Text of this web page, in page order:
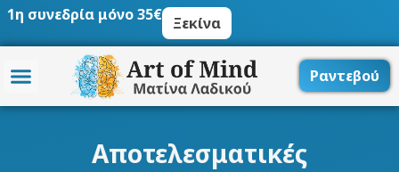
Μετάβαση
περιεχόμενο
1η συνεδρία μόνο 35€ Ξεκίνα
Ραντεβού
Αποτελεσματικές